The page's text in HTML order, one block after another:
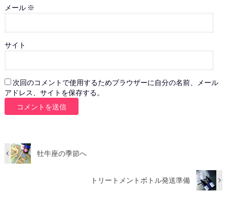
メール ※
サイト
次回のコメントで使用するためブラウザーに自分の名前、メール
アドレス、サイトを保存する。
牡牛座の季節へ
トリートメントボトル発送準備